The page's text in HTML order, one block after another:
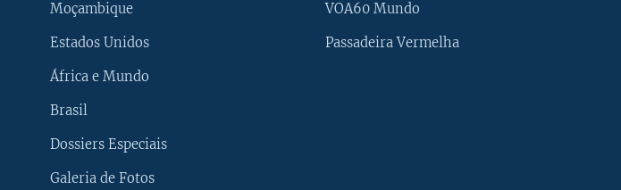
Moçambique
Estados Unidos
África e Mundo
Brasil
Dossiers Especiais
Galeria de Fotos
VOA60 Mundo
Passadeira Vermelha